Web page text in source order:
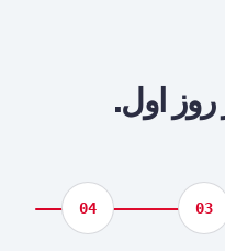
روز اول.
03
04